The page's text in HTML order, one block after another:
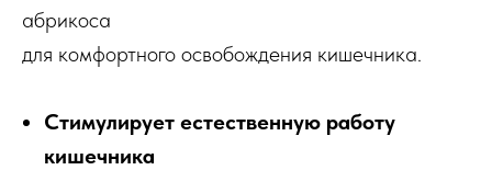
абрикоса
для комфортного освобождения кишечника.
Стимулирует естественную работу
кишечника